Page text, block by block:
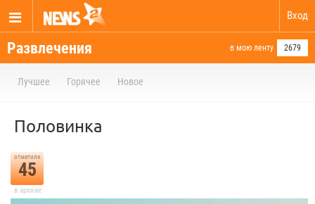
Вход
Развлечения в мою ленту 2679
Лучшее Горячее Новое
Половинка
отметили
45
в архиве